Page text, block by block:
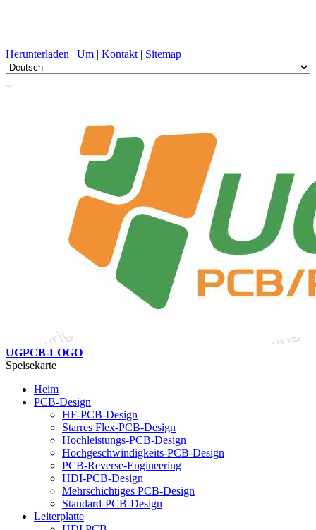
Herunterladen | Um | Kontakt | Sitemap
UGPCB-LOGO
Speisekarte
Heim
PCB-Design
HF-PCB-Design
Starres Flex-PCB-Design
Hochleistungs-PCB-Design
Hochgeschwindigkeits-PCB-Design
PCB-Reverse-Engineering
HDI-PCB-Design
Mehrschichtiges PCB-Design
Standard-PCB-Design
Leiterplatte